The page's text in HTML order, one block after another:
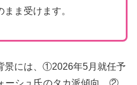
ま受けます。
景には、①2026年5月就任予
ーシュ氏のタカ派傾向、②